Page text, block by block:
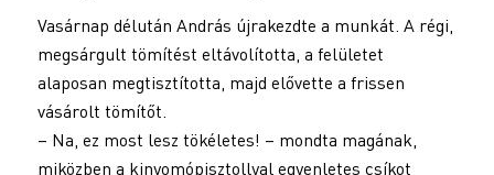
Vasárnap délután András újrakezdte a munkát. A régi,
megsárgult tömítést eltávolította, a felületet
alaposan megtisztította, majd elővette a frissen
vásárolt tömítőt.
– Na, ez most lesz tökéletes! – mondta magának,
miközben a kinyomópisztollyal egyenletes csíkot